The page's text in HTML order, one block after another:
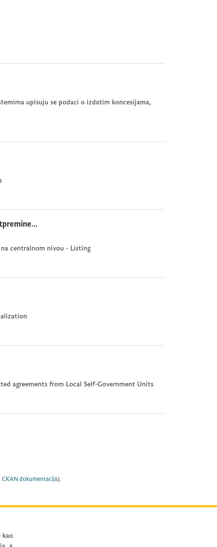
upisuju se podaci o izdatim koncesijama,
centralnom nivou - Listing
agreements from Local Self-Government Units
CKAN dokumentacija).
kao